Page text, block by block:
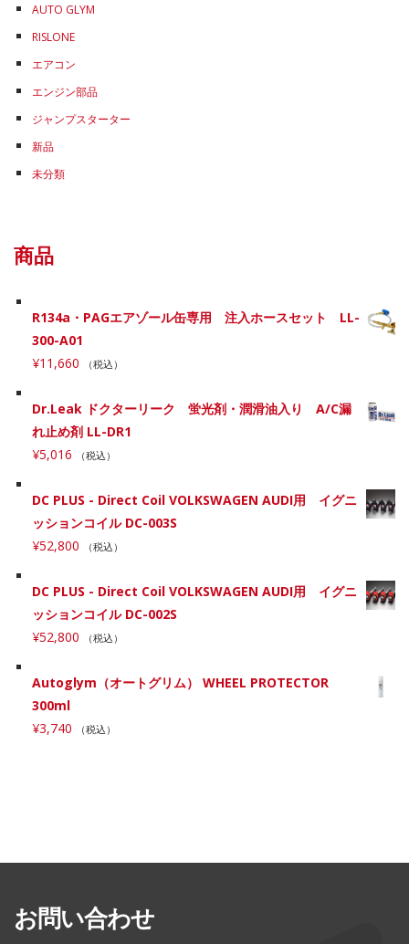
AUTO GLYM
RISLONE
エアコン
エンジン部品
ジャンプスターター
新品
未分類
商品
R134a・PAGエアゾール缶専用 注入ホースセット LL-
300-A01
¥11,660 （税込）
Dr.Leak ドクターリーク 蛍光剤・潤滑油入り A/C漏
れ止め剤 LL-DR1
¥5,016 （税込）
DC PLUS - Direct Coil VOLKSWAGEN AUDI用 イグニ
ッションコイル DC-003S
¥52,800 （税込）
DC PLUS - Direct Coil VOLKSWAGEN AUDI用 イグニ
ッションコイル DC-002S
¥52,800 （税込）
Autoglym（オートグリム） WHEEL PROTECTOR
300ml
¥3,740 （税込）
お問い合わせ